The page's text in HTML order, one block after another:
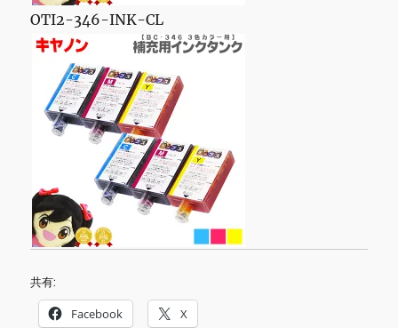
OTI2-346-INK-CL
共有:
Facebook X